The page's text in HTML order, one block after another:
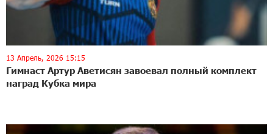
13 Апрель, 2026 15:15
Гимнаст Артур Аветисян завоевал полный комплект
наград Кубка мира